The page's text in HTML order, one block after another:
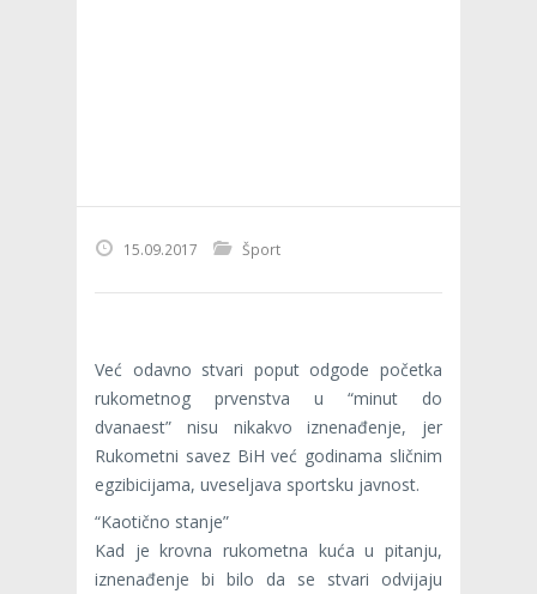
15.09.2017 Šport
Već odavno stvari poput odgode početka
rukometnog prvenstva u “minut do
dvanaest” nisu nikakvo iznenađenje, jer
Rukometni savez BiH već godinama sličnim
egzibicijama, uveseljava sportsku javnost.
“Kaotično stanje”
Kad je krovna rukometna kuća u pitanju,
iznenađenje bi bilo da se stvari odvijaju